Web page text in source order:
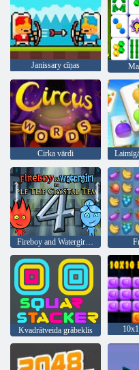
Janissary cīņas
Cirka vārdi
Fireboy and Watergirl 4: Kristāla templis
Kvadrātveida grābeklis